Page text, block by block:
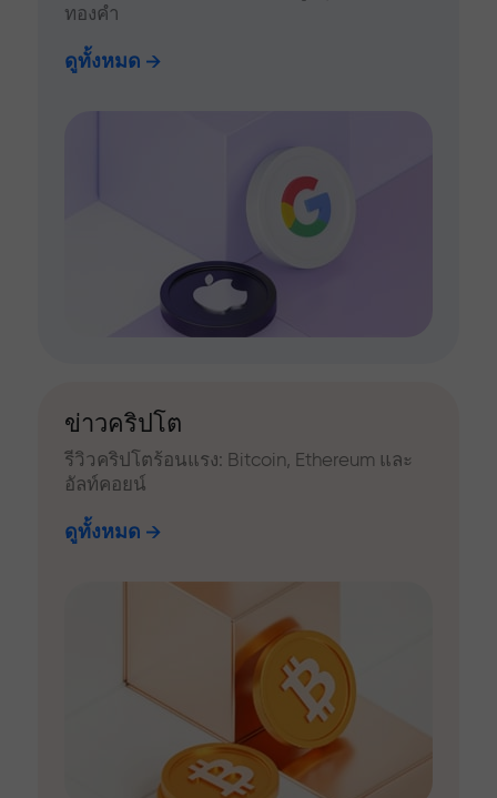
ทองคำ
ดูทั้งหมด
ข่าวคริปโต
รีวิวคริปโตร้อนแรง: Bitcoin, Ethereum และ
อัลท์คอยน์
ดูทั้งหมด